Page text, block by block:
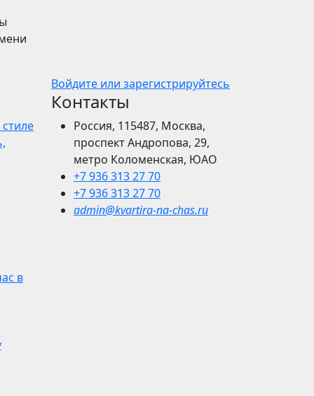
в
Войдите или зарегистрируйтесь
Контакты
Россия, 115487, Москва,
проспект Андропова, 29,
метро Коломенская, ЮАО
+7 936 313 27 70
+7 936 313 27 70
admin@kvartira-na-chas.ru